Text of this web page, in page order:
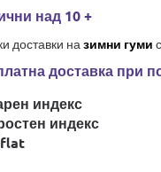
над 10 +
доставки на зимни гуми
доставка при
индекс
индекс
flat